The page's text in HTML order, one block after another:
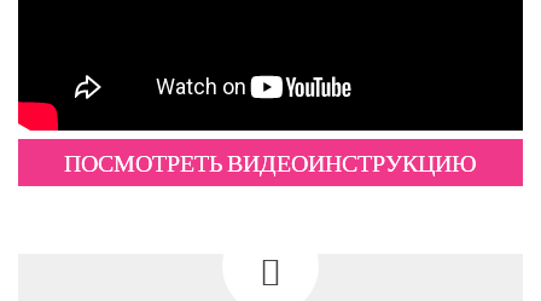
ПОСМОТРЕТЬ ВИДЕОИНСТРУКЦИЮ